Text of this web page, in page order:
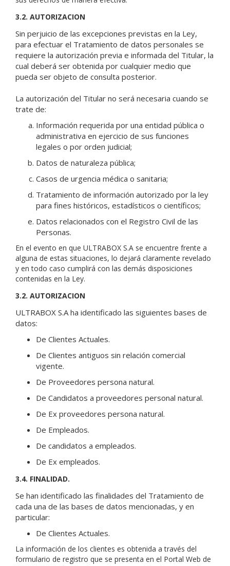
3.2. AUTORIZACION
Sin perjuicio de las excepciones previstas en la Ley,
para efectuar el Tratamiento de datos personales se
requiere la autorización previa e informada del Titular, la
cual deberá ser obtenida por cualquier medio que
pueda ser objeto de consulta posterior.
La autorización del Titular no será necesaria cuando se
trate de:
Información requerida por una entidad pública o
administrativa en ejercicio de sus funciones
legales o por orden judicial;
Datos de naturaleza pública;
Casos de urgencia médica o sanitaria;
Tratamiento de información autorizado por la ley
para fines históricos, estadísticos o científicos;
Datos relacionados con el Registro Civil de las
Personas.
En el evento en que ULTRABOX S.A se encuentre frente a
alguna de estas situaciones, lo dejará claramente revelado
y en todo caso cumplirá con las demás disposiciones
contenidas en la Ley.
3.2. AUTORIZACION
ULTRABOX S.A ha identificado las siguientes bases de
datos:
De Clientes Actuales.
De Clientes antiguos sin relación comercial
vigente.
De Proveedores persona natural.
De Candidatos a proveedores personal natural.
De Ex proveedores persona natural.
De Empleados.
De candidatos a empleados.
De Ex empleados.
3.4. FINALIDAD.
Se han identificado las finalidades del Tratamiento de
cada una de las bases de datos mencionadas, y en
particular:
De Clientes Actuales.
La información de los clientes es obtenida a través del
formulario de registro que se presenta en el Portal Web de